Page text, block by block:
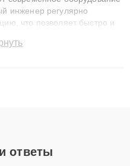
инженер регулярно
что позволяет быстро и
Наши мастера решают
ответы